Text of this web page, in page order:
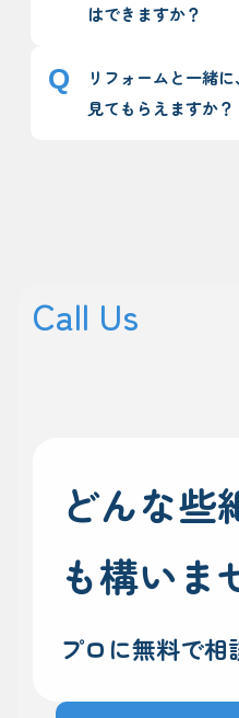
はできますか？
リフォームと一緒
見てもらえますか？
Call Us
どんな些
も構いま
プロに無料で相